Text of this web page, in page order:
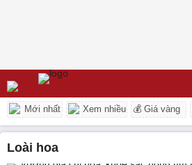
Mới nhất Xem nhiều 💰 Giá vàng
loài hoa